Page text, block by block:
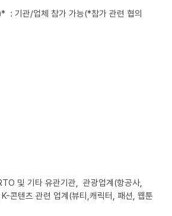
: 기관/업체 참가 가능(*참가 관련 협의
및 기타 유관기관, 관광업계(항공사,
콘텐츠 관련 업계(뷰티,캐릭터, 패션, 웹툰